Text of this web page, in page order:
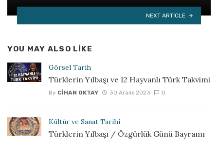
NEXT ARTICLE
YOU MAY ALSO LIKE
Görsel Tarih
Türklerin Yılbaşı ve 12 Hayvanlı Türk Takvimi
By CIHAN OKTAY 30 Aralık 2023 0
Kültür ve Sanat Tarihi
Türklerin Yılbaşı / Özgürlük Günü Bayramı